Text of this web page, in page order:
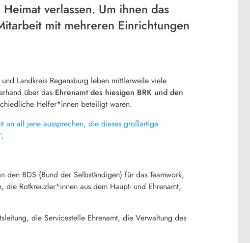
verlassen. Um ihnen das
mit mehreren Einrichtungen
Landkreis Regensburg leben mittlerweile viele
über das Ehrenamt des hiesigen BRK und den
Helfer*innen beteiligt waren.
an all jene aussprechen, die dieses großartige
BDS (Bund der Selbständigen) für das Teamwork,
Rotkreuzler*innen aus dem Haupt- und Ehrenamt,
die Servicestelle Ehrenamt, die Verwaltung des